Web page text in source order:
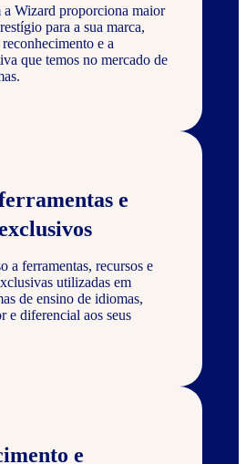
a Wizard proporciona maior
para a sua marca,
e a
que temos no mercado de
e
a ferramentas, recursos e
utilizadas em
de ensino de idiomas,
e diferencial aos seus
e